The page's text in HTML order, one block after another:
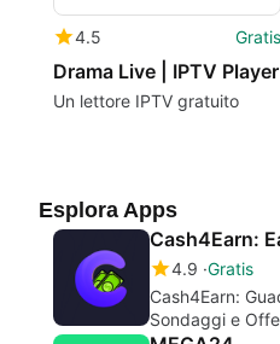
4.5 Gratis
Drama Live | IPTV Player
Un lettore IPTV gratuito
Esplora Apps
4.9 Gratis
Cash4Earn:
Sondaggi e